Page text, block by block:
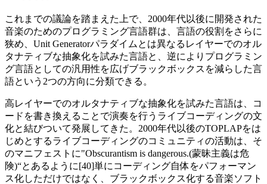
これまでの議論を踏まえた上で、2000年代以後に開発された
音楽のためのプログラミング言語群は、言語の役割をさらに
狭め、Unit Generatorパラダイムとは異なるレイヤーでのオル
タナティブな抽象化を試みた言語と、逆によりプログラミン
グ言語としての汎用性を広げブラックボックスを減らした言
語という2つの方向に分類できる。
高レイヤーでのオルタナティブな抽象化を試みた言語は、コ
ードを書き換えることで演奏を行うライブコーディングの文
化と結びついて発展してきた。2000年代以後のTOPLAPをは
じめとするライブコーディングのコミュニティの活動は、そ
のマニフェストに"Obscurantism is dangerous.(蒙昧主義は危
険)“とあるように[40]単にコーディング自体をパフォーマン
ス化しただけではなく、ブラックボックス化する音楽ソフト